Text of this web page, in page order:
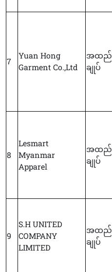
7
Yuan Hong
Garment Co.,Ltd
အထည်
ချုပ်
8
Lesmart
Myanmar
Apparel
အထည်
ချုပ်
9
S.H UNITED
COMPANY
LIMITED
အထည်
ချုပ်